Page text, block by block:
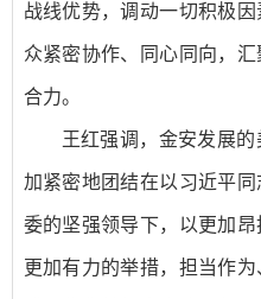
战线优势，调动一切积极
众紧密协作、同心同向，
合力。
王红强调，金安发展
加紧密地团结在以习近平
委的坚强领导下，以更加昂
更加有力的举措，担当作